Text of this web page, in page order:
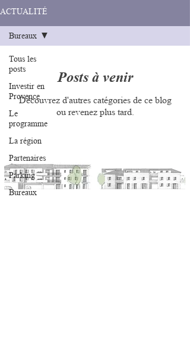
ACTUALITÉ
Tous les
posts
Investir en
Provence
Le
programme
La région
Partenaires
Parking
Bureaux
Bureaux
Posts à venir
Découvrez d'autres catégories de ce blog
ou revenez plus tard.